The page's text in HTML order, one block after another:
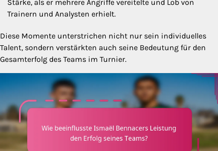
Stärke, als er mehrere Angriffe vereitelte und Lob von
Trainern und Analysten erhielt.
Diese Momente unterstrichen nicht nur sein individuelles
Talent, sondern verstärkten auch seine Bedeutung für den
Gesamterfolg des Teams im Turnier.